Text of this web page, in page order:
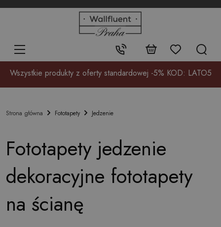
Kontakt:
+48
17
Wszystkie produkty z oferty standardowej -5% KOD: LATO5
Strona główna Fototapety Jedzenie
Fototapety jedzenie
dekoracyjne fototapety
na ścianę